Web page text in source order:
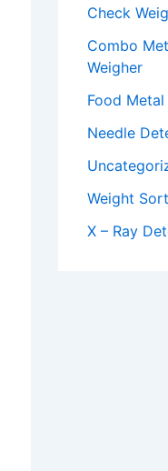
Check
Combo
Weigher
Food
Needle
Weight
X – Ray